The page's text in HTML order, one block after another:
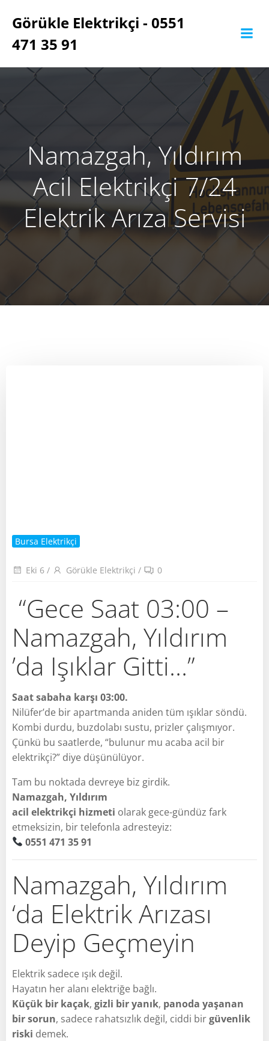
geç
Görükle Elektrikçi - 0551
471 35 91
Namazgah, Yıldırım
Acil Elektrikçi 7/24
Elektrik Arıza Servisi
Bursa Elektrikçi
Eki 6 / Görükle Elektrikçi / 0
“Gece Saat 03:00 –
Namazgah, Yıldırım
’da Işıklar Gitti…”
Saat sabaha karşı 03:00.
Nilüfer’de bir apartmanda aniden tüm ışıklar söndü.
Kombi durdu, buzdolabı sustu, prizler çalışmıyor.
Çünkü bu saatlerde, “bulunur mu acaba acil bir
elektrikçi?” diye düşünülüyor.
Tam bu noktada devreye biz girdik.
Namazgah, Yıldırım
acil elektrikçi hizmeti olarak gece-gündüz fark
etmeksizin, bir telefonla adresteyiz:
0551 471 35 91
Namazgah, Yıldırım
‘da Elektrik Arızası
Deyip Geçmeyin
Elektrik sadece ışık değil.
Hayatın her alanı elektriğe bağlı.
Küçük bir kaçak, gizli bir yanık, panoda yaşanan
bir sorun, sadece rahatsızlık değil, ciddi birgüvenlik
riski demek.